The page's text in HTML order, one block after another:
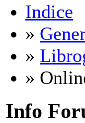
Indice
»
»
»
Info